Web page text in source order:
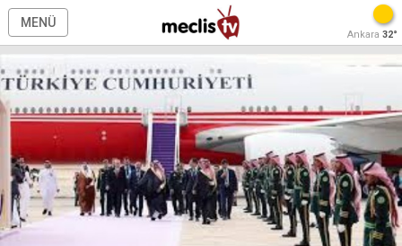
MENÜ
Ankara 32°